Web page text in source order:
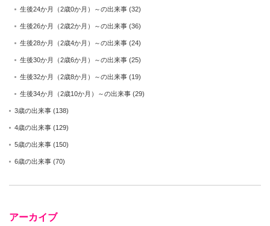
生後24か月（2歳0か月）～の出来事 (32)
生後26か月（2歳2か月）～の出来事 (36)
生後28か月（2歳4か月）～の出来事 (24)
生後30か月（2歳6か月）～の出来事 (25)
生後32か月（2歳8か月）～の出来事 (19)
生後34か月（2歳10か月）～の出来事 (29)
3歳の出来事 (138)
4歳の出来事 (129)
5歳の出来事 (150)
6歳の出来事 (70)
アーカイブ